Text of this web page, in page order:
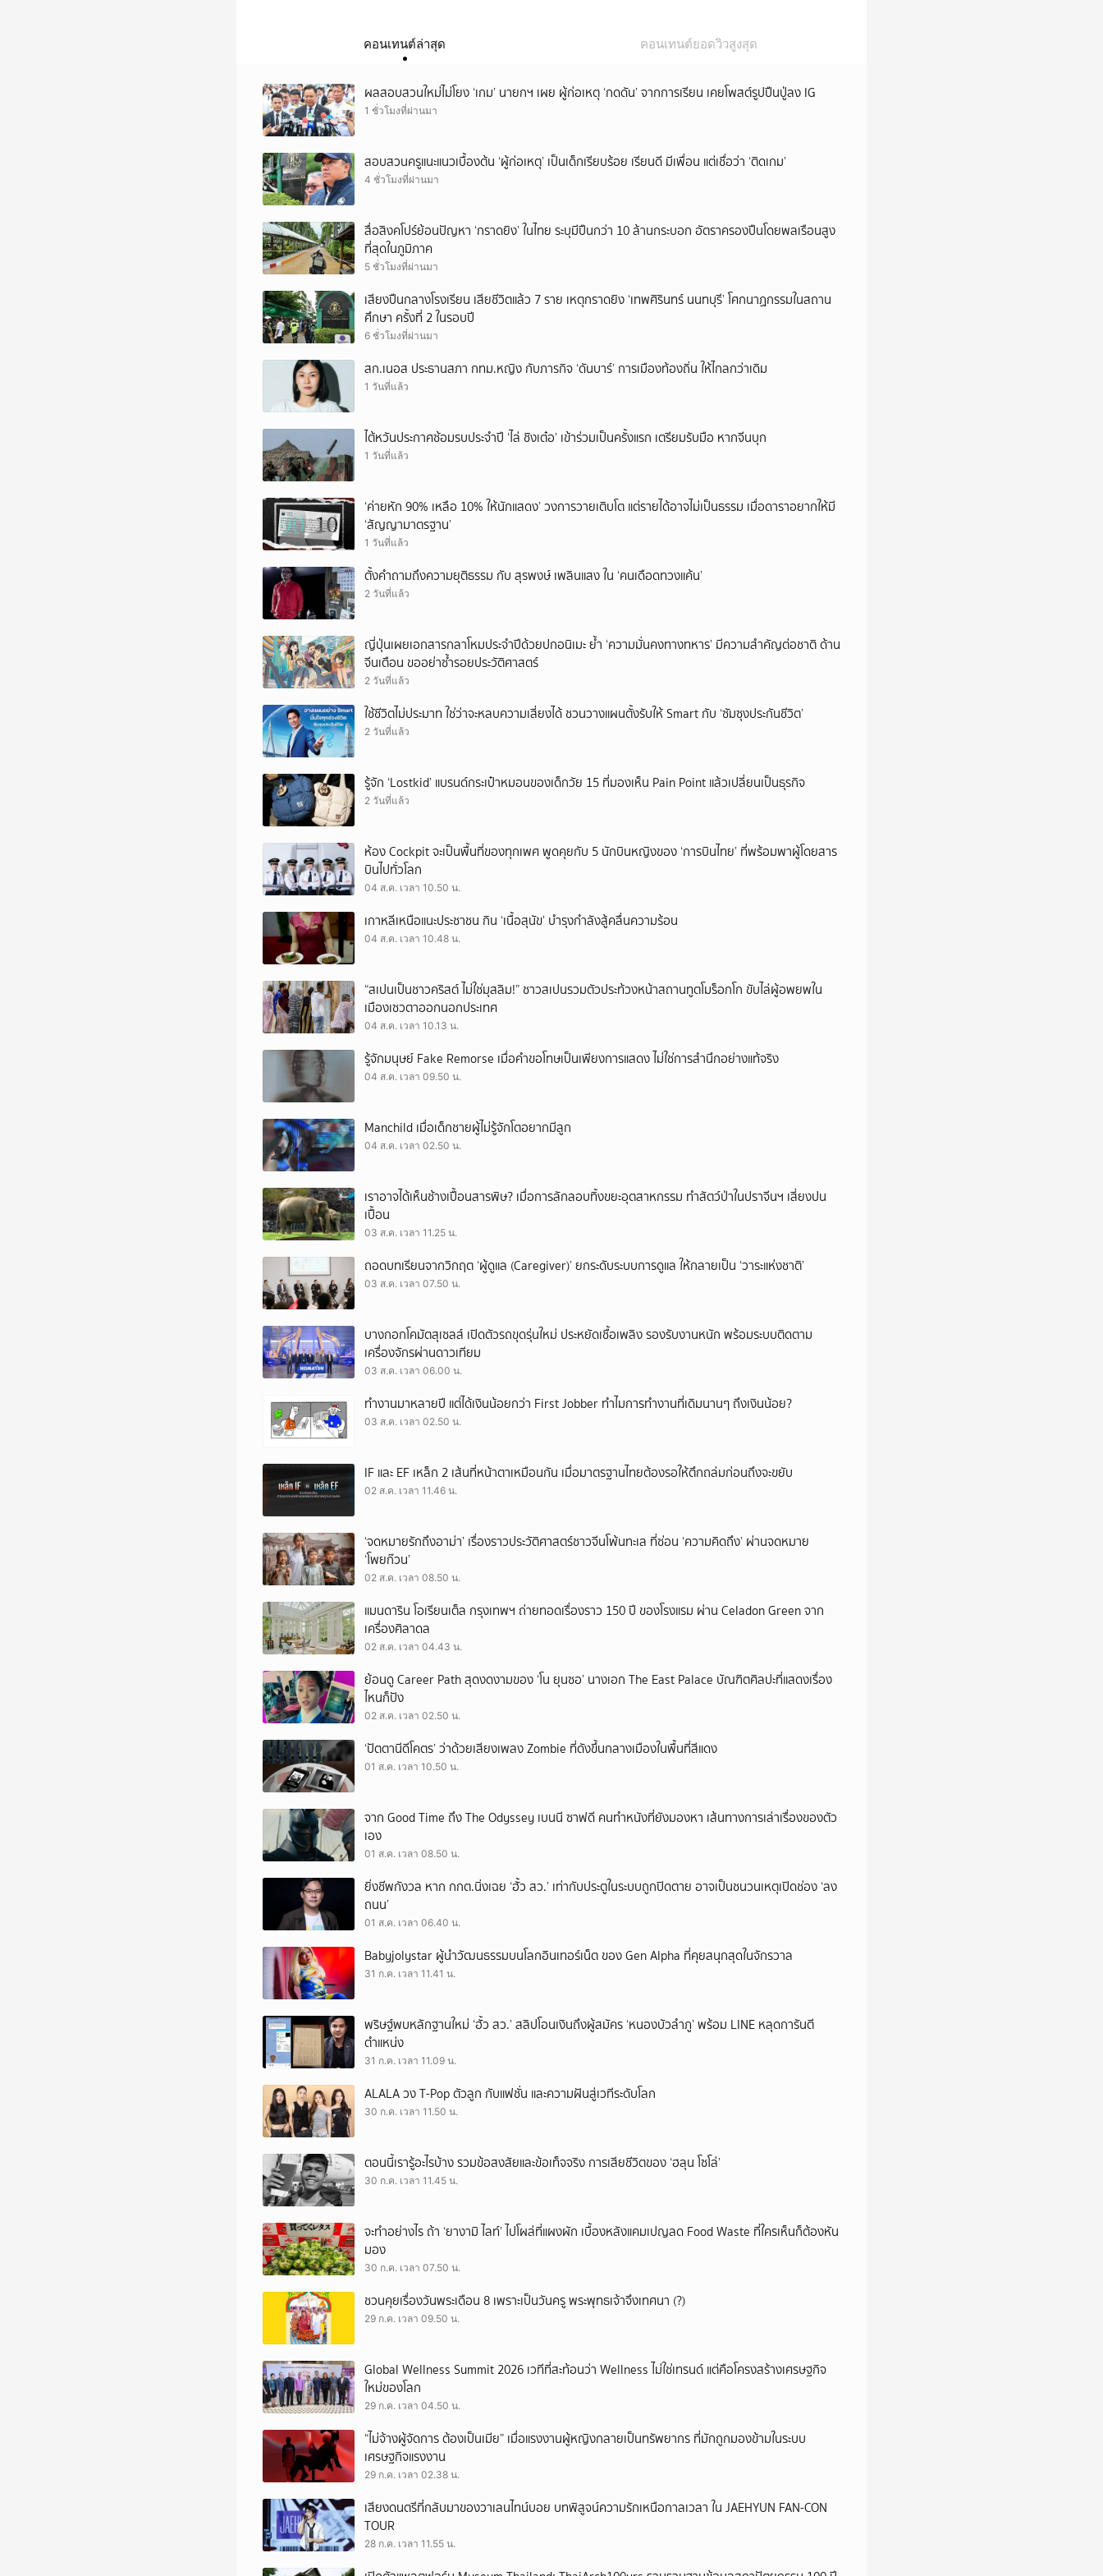
คอนเทนต์ล่าสุด คอนเทนต์ยอดวิวสูงสุด
ผลสอบสวนใหม่ไม่โยง ‘เกม’ นายกฯ เผย ผู้ก่อเหตุ ‘กดดัน’ จากการเรียน เคยโพสต์รูปปืนปู่ลง IG
1 ชั่วโมงที่ผ่านมา
สอบสวนครูแนะแนวเบื้องต้น ‘ผู้ก่อเหตุ’ เป็นเด็กเรียบร้อย เรียนดี มีเพื่อน แต่เชื่อว่า ‘ติดเกม’
4 ชั่วโมงที่ผ่านมา
สื่อสิงคโปร์ย้อนปัญหา ‘กราดยิง’ ในไทย ระบุมีปืนกว่า 10 ล้านกระบอก อัตราครองปืนโดยพลเรือนสูง
ที่สุดในภูมิภาค
5 ชั่วโมงที่ผ่านมา
เสียงปืนกลางโรงเรียน เสียชีวิตแล้ว 7 ราย เหตุกราดยิง ‘เทพศิรินทร์ นนทบุรี’ โศกนาฏกรรมในสถาน
ศึกษา ครั้งที่ 2 ในรอบปี
6 ชั่วโมงที่ผ่านมา
สก.เนอส ประธานสภา กทม.หญิง กับภารกิจ ‘ดันบาร์’ การเมืองท้องถิ่น ให้ไกลกว่าเดิม
1 วันที่แล้ว
ไต้หวันประกาศซ้อมรบประจำปี ‘ไล่ ชิงเต๋อ’ เข้าร่วมเป็นครั้งแรก เตรียมรับมือ หากจีนบุก
1 วันที่แล้ว
‘ค่ายหัก 90% เหลือ 10% ให้นักแสดง’ วงการวายเติบโต แต่รายได้อาจไม่เป็นธรรม เมื่อดาราอยากให้มี
‘สัญญามาตรฐาน’
1 วันที่แล้ว
ตั้งคำถามถึงความยุติธรรม กับ สุรพงษ์ เพลินแสง ใน ‘คนเดือดทวงแค้น’
2 วันที่แล้ว
ญี่ปุ่นเผยเอกสารกลาโหมประจำปีด้วยปกอนิเมะ ย้ำ ‘ความมั่นคงทางทหาร’ มีความสำคัญต่อชาติ ด้าน
จีนเตือน ขออย่าซ้ำรอยประวัติศาสตร์
2 วันที่แล้ว
ใช้ชีวิตไม่ประมาท ใช่ว่าจะหลบความเสี่ยงได้ ชวนวางแผนตั้งรับให้ Smart กับ ‘ซัมซุงประกันชีวิต’
2 วันที่แล้ว
รู้จัก ‘Lostkid’ แบรนด์กระเป๋าหมอนของเด็กวัย 15 ที่มองเห็น Pain Point แล้วเปลี่ยนเป็นธุรกิจ
2 วันที่แล้ว
ห้อง Cockpit จะเป็นพื้นที่ของทุกเพศ พูดคุยกับ 5 นักบินหญิงของ ‘การบินไทย’ ที่พร้อมพาผู้โดยสาร
บินไปทั่วโลก
04 ส.ค. เวลา 10.50 น.
เกาหลีเหนือแนะประชาชน กิน ‘เนื้อสุนัข’ บำรุงกำลังสู้คลื่นความร้อน
04 ส.ค. เวลา 10.48 น.
“สเปนเป็นชาวคริสต์ ไม่ใช่มุสลิม!” ชาวสเปนรวมตัวประท้วงหน้าสถานทูตโมร็อกโก ขับไล่ผู้อพยพใน
เมืองเซวตาออกนอกประเทศ
04 ส.ค. เวลา 10.13 น.
รู้จักมนุษย์ Fake Remorse เมื่อคำขอโทษเป็นเพียงการแสดง ไม่ใช่การสำนึกอย่างแท้จริง
04 ส.ค. เวลา 09.50 น.
Manchild เมื่อเด็กชายผู้ไม่รู้จักโตอยากมีลูก
04 ส.ค. เวลา 02.50 น.
เราอาจได้เห็นช้างเปื้อนสารพิษ? เมื่อการลักลอบทิ้งขยะอุตสาหกรรม ทำสัตว์ป่าในปราจีนฯ เสี่ยงปน
เปื้อน
03 ส.ค. เวลา 11.25 น.
ถอดบทเรียนจากวิกฤต ‘ผู้ดูแล (Caregiver)’ ยกระดับระบบการดูแล ให้กลายเป็น ‘วาระแห่งชาติ’
03 ส.ค. เวลา 07.50 น.
บางกอกโคมัตสุเซลส์ เปิดตัวรถขุดรุ่นใหม่ ประหยัดเชื้อเพลิง รองรับงานหนัก พร้อมระบบติดตาม
เครื่องจักรผ่านดาวเทียม
03 ส.ค. เวลา 06.00 น.
ทำงานมาหลายปี แต่ได้เงินน้อยกว่า First Jobber ทำไมการทำงานที่เดิมนานๆ ถึงเงินน้อย?
03 ส.ค. เวลา 02.50 น.
IF และ EF เหล็ก 2 เส้นที่หน้าตาเหมือนกัน เมื่อมาตรฐานไทยต้องรอให้ตึกถล่มก่อนถึงจะขยับ
02 ส.ค. เวลา 11.46 น.
‘จดหมายรักถึงอาม่า’ เรื่องราวประวัติศาสตร์ชาวจีนโพ้นทะเล ที่ซ่อน ‘ความคิดถึง’ ผ่านจดหมาย
‘โพยก๊วน’
02 ส.ค. เวลา 08.50 น.
แมนดาริน โอเรียนเต็ล กรุงเทพฯ ถ่ายทอดเรื่องราว 150 ปี ของโรงแรม ผ่าน Celadon Green จาก
เครื่องศิลาดล
02 ส.ค. เวลา 04.43 น.
ย้อนดู Career Path สุดงดงามของ ‘โน ยุนซอ’ นางเอก The East Palace บัณฑิตศิลปะที่แสดงเรื่อง
ไหนก็ปัง
02 ส.ค. เวลา 02.50 น.
‘ปัตตานีดีโคตร’ ว่าด้วยเสียงเพลง Zombie ที่ดังขึ้นกลางเมืองในพื้นที่สีแดง
01 ส.ค. เวลา 10.50 น.
จาก Good Time ถึง The Odyssey เบนนี ซาฟดี คนทำหนังที่ยังมองหา เส้นทางการเล่าเรื่องของตัว
เอง
01 ส.ค. เวลา 08.50 น.
ยิ่งชีพกังวล หาก กกต.นิ่งเฉย ‘ฮั้ว สว.’ เท่ากับประตูในระบบถูกปิดตาย อาจเป็นชนวนเหตุเปิดช่อง ‘ลง
ถนน’
01 ส.ค. เวลา 06.40 น.
Babyjolystar ผู้นำวัฒนธรรมบนโลกอินเทอร์เน็ต ของ Gen Alpha ที่คุยสนุกสุดในจักรวาล
31 ก.ค. เวลา 11.41 น.
พริษฐ์พบหลักฐานใหม่ ‘ฮั้ว สว.’ สลิปโอนเงินถึงผู้สมัคร ‘หนองบัวลำภู’ พร้อม LINE หลุดการันตี
ตำแหน่ง
31 ก.ค. เวลา 11.09 น.
ALALA วง T-Pop ตัวลูก กับแฟชั่น และความฝันสู่เวทีระดับโลก
30 ก.ค. เวลา 11.50 น.
ตอนนี้เรารู้อะไรบ้าง รวมข้อสงสัยและข้อเท็จจริง การเสียชีวิตของ ‘ฮลุน โซโล่’
30 ก.ค. เวลา 11.45 น.
จะทำอย่างไร ถ้า ‘ยางามิ ไลท์’ ไปโผล่ที่แผงผัก เบื้องหลังแคมเปญลด Food Waste ที่ใครเห็นก็ต้องหัน
มอง
30 ก.ค. เวลา 07.50 น.
ชวนคุยเรื่องวันพระเดือน 8 เพราะเป็นวันครู พระพุทธเจ้าจึงเทศนา (?)
29 ก.ค. เวลา 09.50 น.
Global Wellness Summit 2026 เวทีที่สะท้อนว่า Wellness ไม่ใช่เทรนด์ แต่คือโครงสร้างเศรษฐกิจ
ใหม่ของโลก
29 ก.ค. เวลา 04.50 น.
“ไม่จ้างผู้จัดการ ต้องเป็นเมีย” เมื่อแรงงานผู้หญิงกลายเป็นทรัพยากร ที่มักถูกมองข้ามในระบบ
เศรษฐกิจแรงงาน
29 ก.ค. เวลา 02.38 น.
เสียงดนตรีที่กลับมาของวาเลนไทน์บอย บทพิสูจน์ความรักเหนือกาลเวลา ใน JAEHYUN FAN-CON
TOUR
28 ก.ค. เวลา 11.55 น.